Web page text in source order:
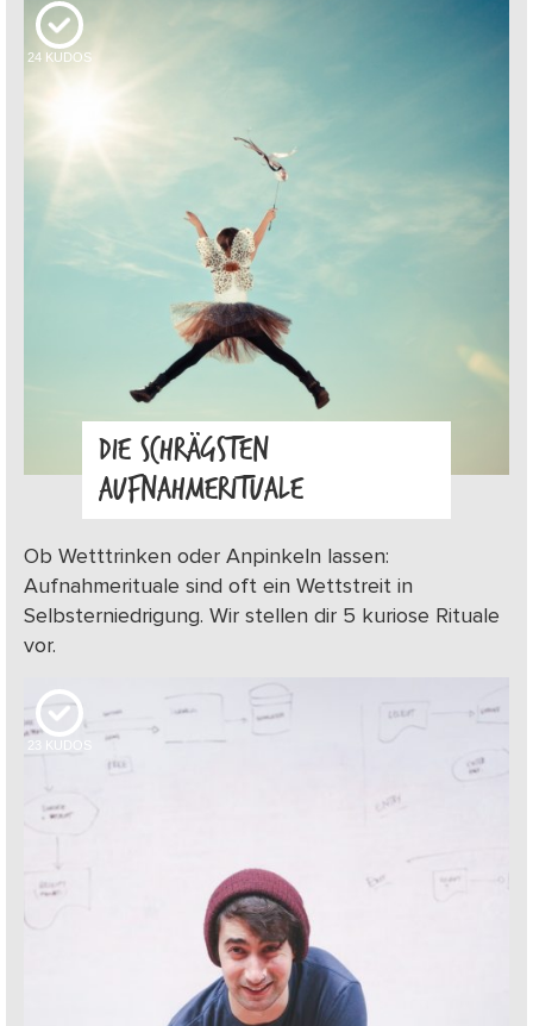
24 KUDOS
DIE SCHRÄGSTEN
AUFNAHMERITUALE
Ob Wetttrinken oder Anpinkeln lassen:
Aufnahmerituale sind oft ein Wettstreit in
Selbsterniedrigung. Wir stellen dir 5 kuriose Rituale
vor.
23 KUDOS